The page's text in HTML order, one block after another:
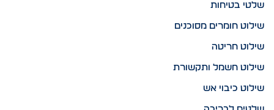
שלטי בטיחות
שילוט חומרים מסוכנים
שילוט חריטה
שילוט חשמל ותקשורת
שילוט כיבוי אש